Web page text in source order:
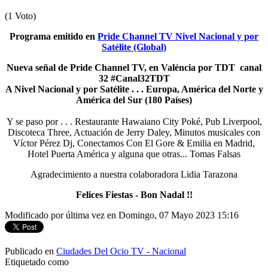
(1 Voto)
Programa emitido en Pride Channel TV Nivel Nacional y por
Satélite (Global)
Nueva señal de Pride Channel TV, en Valéncia por TDT canal
32 #Canal32TDT
A Nivel Nacional y por Satélite . . . Europa, América del Norte y
América del Sur (180 Países)
Y se paso por . . . Restaurante Hawaiano City Poké, Pub Liverpool,
Discoteca Three, Actuación de Jerry Daley, Minutos musicales con
Víctor Pérez Dj, Conectamos Con El Gore & Emilia en Madrid,
Hotel Puerta América y alguna que otras... Tomas Falsas
Agradecimiento a nuestra colaboradora Lidia Tarazona
Felices Fiestas - Bon Nadal !!
Modificado por última vez en Domingo, 07 Mayo 2023 15:16
Publicado en Ciudades Del Ocio TV - Nacional
Etiquetado como